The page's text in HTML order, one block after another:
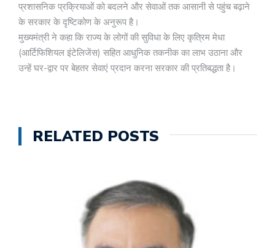
प्रशासनिक प्रक्रियाओं को बदलने और सेवाओं तक आसानी से पहुंच बढ़ाने
के सरकार के दृष्टिकोण के अनुरूप है।
मुख्यमंत्री ने कहा कि राज्य के लोगों की सुविधा के लिए कृत्रिम मेधा
(आर्टिफिशियल इंटेलिजेंस) सहित आधुनिक तकनीक का लाभ उठाना और
उन्हें घर-द्वार पर बेहतर सेवाएं प्रदान करना सरकार की प्रतिबद्धता है।
RELATED POSTS